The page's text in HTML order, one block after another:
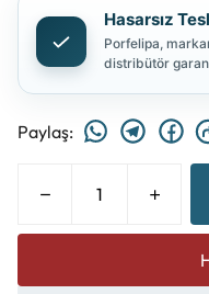
Hasarsız
Porfelipa,
distribütör
Paylaş: